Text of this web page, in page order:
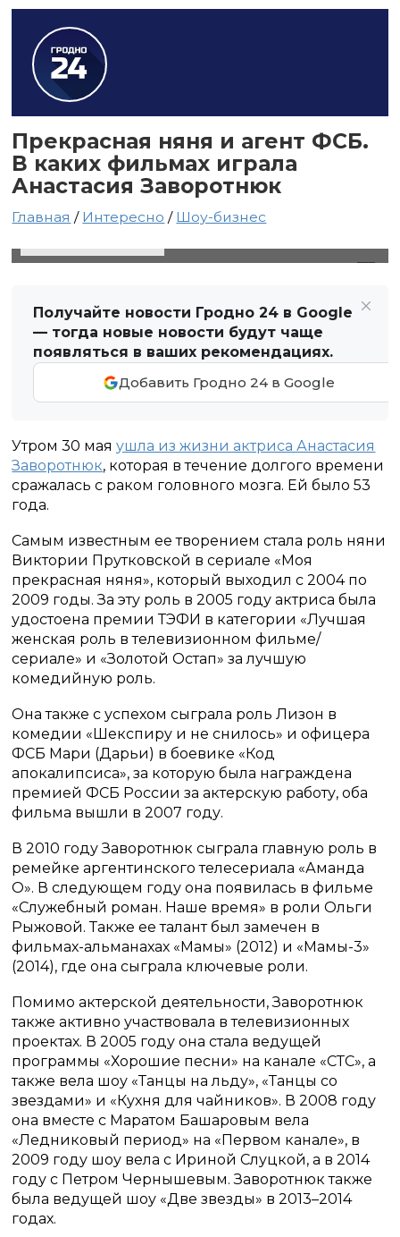
Прекрасная няня и агент ФСБ.
В каких фильмах играла
Анастасия Заворотнюк
Главная / Интересно / Шоу-бизнес
Получайте новости Гродно 24 в Google
— тогда новые новости будут чаще
появляться в ваших рекомендациях.
Добавить Гродно 24 в Google
Утром 30 маяушла из жизни актриса Анастасия
Заворотнюк, которая в течение долгого времени
сражалась с раком головного мозга. Ей было 53
года.
Самым известным ее творением стала роль няни
Виктории Прутковской в сериале «Моя
прекрасная няня», который выходил с 2004 по
2009 годы. За эту роль в 2005 году актриса была
удостоена премии ТЭФИ в категории «Лучшая
женская роль в телевизионном фильме/
сериале» и «Золотой Остап» за лучшую
комедийную роль.
Она также с успехом сыграла роль Лизон в
комедии «Шекспиру и не снилось» и офицера
ФСБ Мари (Дарьи) в боевике «Код
апокалипсиса», за которую была награждена
премией ФСБ России за актерскую работу, оба
фильма вышли в 2007 году.
В 2010 году Заворотнюк сыграла главную роль в
ремейке аргентинского телесериала «Аманда
О». В следующем году она появилась в фильме
«Служебный роман. Наше время» в роли Ольги
Рыжовой. Также ее талант был замечен в
фильмах-альманахах «Мамы» (2012) и «Мамы-3»
(2014), где она сыграла ключевые роли.
Помимо актерской деятельности, Заворотнюк
также активно участвовала в телевизионных
проектах. В 2005 году она стала ведущей
программы «Хорошие песни» на канале «СТС», а
также вела шоу «Танцы на льду», «Танцы со
звездами» и «Кухня для чайников». В 2008 году
она вместе с Маратом Башаровым вела
«Ледниковый период» на «Первом канале», в
2009 году шоу вела с Ириной Слуцкой, а в 2014
году с Петром Чернышевым. Заворотнюк также
была ведущей шоу «Две звезды» в 2013–2014
годах.